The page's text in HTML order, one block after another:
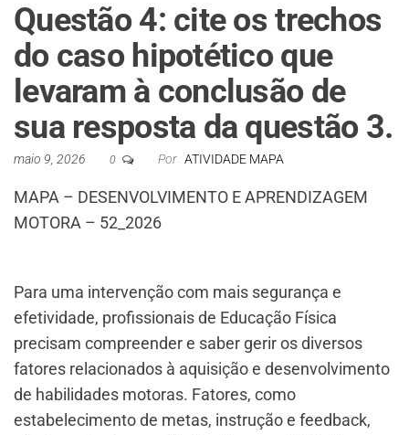
Questão 4: ​cite os trechos
do caso hipotético que
levaram à conclusão de
sua resposta da questão 3.
maio 9, 2026 0 Por ATIVIDADE MAPA
MAPA – DESENVOLVIMENTO E APRENDIZAGEM
MOTORA – 52_2026
Para uma intervenção com mais segurança e
efetividade, profissionais de Educação Física
precisam compreender e saber gerir os diversos
fatores relacionados à aquisição e desenvolvimento
de habilidades motoras. Fatores, como
estabelecimento de metas, instrução e feedback,